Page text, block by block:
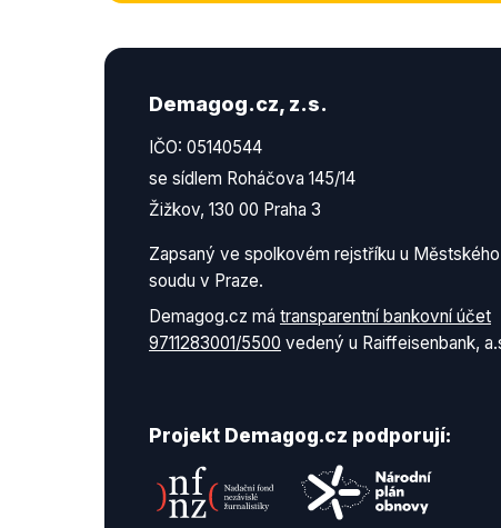
Demagog.cz, z.s.
IČO: 05140544
se sídlem Roháčova 145/14
Žižkov, 130 00 Praha 3
Zapsaný ve spolkovém rejstříku u Městského
soudu v Praze.
Demagog.cz má transparentní bankovní účet
9711283001/5500 vedený u Raiffeisenbank,
Projekt Demagog.cz podporují: